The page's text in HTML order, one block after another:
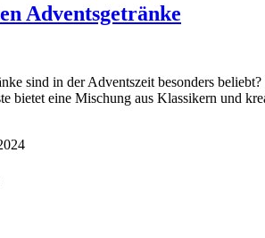
Advents­ge­tränke
sind in der Adventszeit besonders
bietet eine Mischung aus Klassikern und